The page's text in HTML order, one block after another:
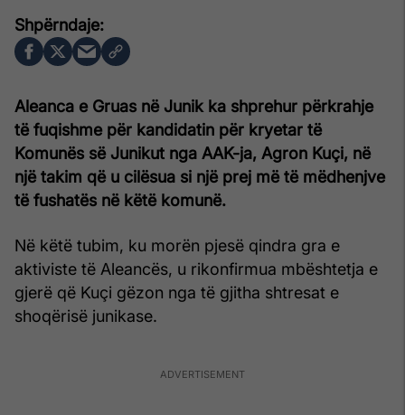
Aleanca e Gruas në Junik ka shprehur përkrahje
të fuqishme për kandidatin për kryetar të
Komunës së Junikut nga AAK-ja, Agron Kuçi, në
një takim që u cilësua si një prej më të mëdhenjve
të fushatës në këtë komunë.
Në këtë tubim, ku morën pjesë qindra gra e
aktiviste të Aleancës, u rikonfirmua mbështetja e
gjerë që Kuçi gëzon nga të gjitha shtresat e
shoqërisë junikase.